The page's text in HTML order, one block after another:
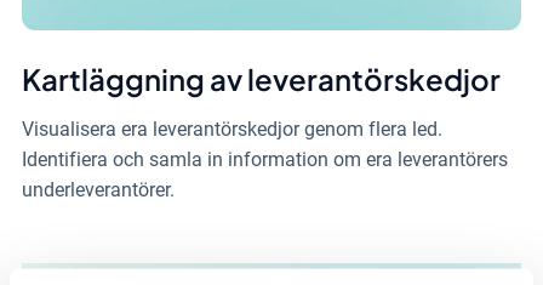
Kartläggning av leverantörskedjor
Visualisera era leverantörskedjor genom flera led.
Identifiera och samla in information om era leverantörers
underleverantörer.